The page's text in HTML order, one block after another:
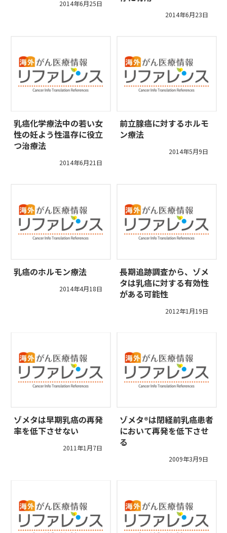
2014年6月25日
2014年6月23日
乳癌化学療法中の若い女
性の妊よう性温存に役立
つ治療法
2014年6月21日
前立腺癌に対するホルモ
ン療法
2014年5月9日
乳癌のホルモン療法
2014年4月18日
長期追跡調査から、ゾメ
タは乳癌に対する有効性
がある可能性
2012年1月19日
ゾメタは早期乳癌の再発
率を低下させない
2011年1月7日
ゾメタ®は閉経前乳癌患者
において再発を低下させ
る
2009年3月9日